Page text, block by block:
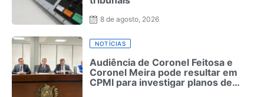
8 de agosto, 2026
NOTÍCIAS
Audiência de Coronel Feitosa e
Coronel Meira pode resultar em
CPMI para investigar planos de